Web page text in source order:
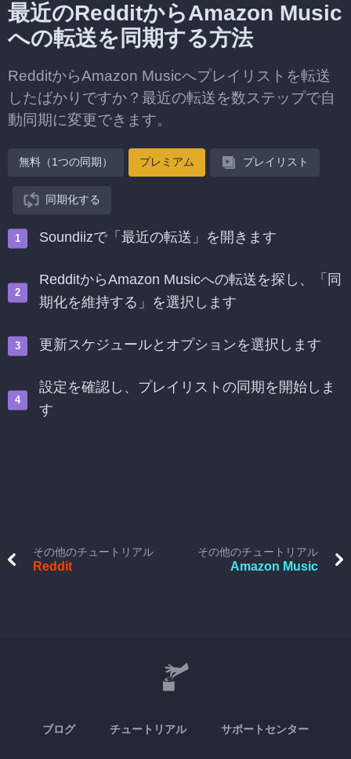
最近のRedditからAmazon Music
への転送を同期する方法
RedditからAmazon Musicへプレイリストを転送
したばかりですか？最近の転送を数ステップで自
動同期に変更できます。
無料（1つの同期） プレミアム プレイリスト
同期化する
Soundiizで「最近の転送」を開きます
RedditからAmazon Musicへの転送を探し、「同
期化を維持する」を選択します
更新スケジュールとオプションを選択します
設定を確認し、プレイリストの同期を開始しま
す
その他のチュートリアル
Reddit
その他のチュートリアル
Amazon Music
ブログ チュートリアル サポートセンター